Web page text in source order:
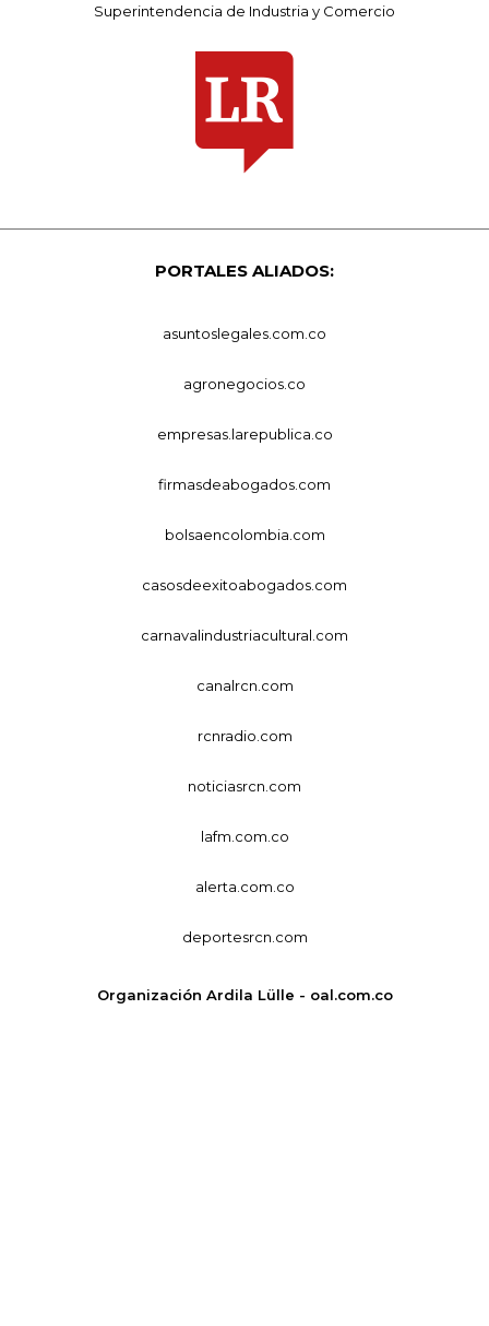
Superintendencia de Industria y Comercio
PORTALES ALIADOS:
asuntoslegales.com.co
agronegocios.co
empresas.larepublica.co
firmasdeabogados.com
bolsaencolombia.com
casosdeexitoabogados.com
carnavalindustriacultural.com
canalrcn.com
rcnradio.com
noticiasrcn.com
lafm.com.co
alerta.com.co
deportesrcn.com
Organización Ardila Lülle - oal.com.co